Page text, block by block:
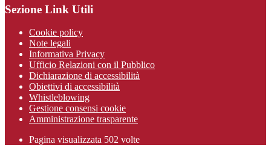
Sezione Link Utili
Cookie policy
Note legali
Informativa Privacy
Ufficio Relazioni con il Pubblico
Dichiarazione di accessibilità
Obiettivi di accessibilità
Whistleblowing
Gestione consensi cookie
Amministrazione trasparente
Pagina visualizzata 502 volte